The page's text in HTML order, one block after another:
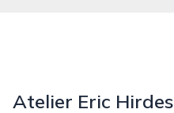
Atelier Eric Hirdes